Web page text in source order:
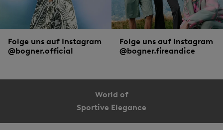
Folge uns auf Instagram
@bogner.official
Folge uns auf Instagram
@bogner.fireandice
World of
Sportive Elegance